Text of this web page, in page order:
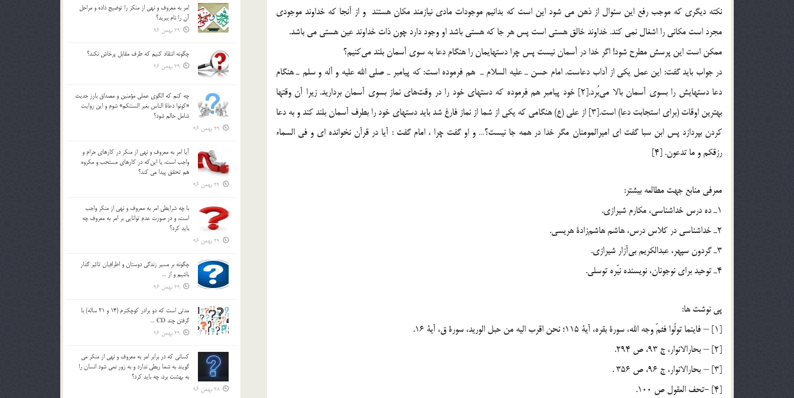
نکته دیگری که موجب رفع این سئوال از ذهن می شود این است که بدانیم موجودات مادی نیازمند مکان هستند و از آنجا که خداوند موجودی
مجرد است مکانی را اشغال نمی کند. خداوند خالق هستی است پس هر جا که هستی باشد او وجود دارد چون ذات خداوند عین هستی می باشد.
ممكن است اين پرسش مطرح شود! اگر خدا در آسمان نيست پس چرا دستهايمان را هنگام دعا به سوي آسمان بلند مي‌كنيم؟
در جواب بايد گفت: اين عمل يكي از آداب دعاست. امام حسن ـ عليه السلام ـ هم فرموده است: كه پيامبر ـ صلي الله عليه و آله و سلم ـ هنگام
دعا دستهايش را بسوي آسمان بالا مي‌بُرد.[2] خود پيامبر هم فرموده كه دستهاي خود را در وقت‌هاي نماز بسوي آسمان برداريد. زيرا آن وقتها
بهترين اوقات (براي استجابت دعا) است.[3] از علي (ع) هنگامی که یکی از شما از نماز فارغ شد باید دستهای خود را بطرف آسمان بلند کند و به دعا
کردن بپردازد پس ابن سبا گفت ای امیرالمومنان مگر خدا در همه جا نیست؟… و او گفت چرا ، امام گفت : آیا در قرآن نخوانده ای و فی السماء
رزقکم و ما تدعون. [4]
معرفي منابع جهت مطالعه بيشتر:
1ـ ده درس خداشناسي، مكارم شيرازي.
2ـ خداشناسي در كلاس درس، هاشم هاشم‌زادة هريسي.
3ـ گردون سپهر، عبدالكريم بي‌آزار شيرازي.
4ـ توحيد براي نوجونان، نويسنده نيّره توسلي.
پي نوشت ها:
[1] – فاينما تولّوا فثمّ وجه الله، سورة بقره، آية 115؛ نحن اقرب اليه من حبل الوريد، سورة ق، آية 16.
[2] – بحارالانوار، ج 93، ص 294.
[3] – بحارالانوار، ج 96، ص 356 .
[4] -تحف العقول ص 100.
امر به معروف و نهي از منكر را توضيح داده و مراحل
آن را نام ببريد؟
29 بهمن 96
چگونه انتقاد كنيم كه طرف مقابل پرخاش نكند؟
29 بهمن 96
چه كنم كه الگوي عملي مؤمنين و مصداق بارز حديث
«كونوا دعاة الناس بغير السنتكم» شوم و اين روايت
شامل حالم شود؟
29 بهمن 96
آيا امر به معروف و نهي از منكر در كارهاي حرام و
واجب است، يا اين‌كه در كارهاي مستحب و مكروه
هم تحقق پيدا مي كند؟
29 بهمن 96
با چه شرايطي امر به معروف و نهي از منکر واجب
است، و در صورت عدم توانايي بر امر به معروف چه
بايد کرد؟
29 بهمن 96
چگونه بر مسير زندگي دوستان و اطرافيان تاثير گذار
باشيم و از …
29 بهمن 96
مدتي است كه دو برادر كوچكترم (14 و 21 ساله) با
گرفتن چند CD …
29 بهمن 96
كساني كه در برابر امر به معروف و نهي از منكر مي
گويند به شما ربطي ندارد و به زور نمي شود انسان را
به بهشت برد، چه بايد كرد؟
28 بهمن 96